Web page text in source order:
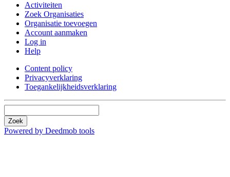
Activiteiten
Zoek Organisaties
Organisatie toevoegen
Account aanmaken
Log in
Help
Content policy
Privacyverklaring
Toegankelijkheidsverklaring
Zoek
Powered by Deedmob tools